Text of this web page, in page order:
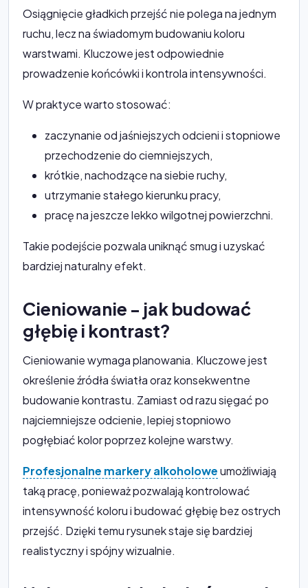
Osiągnięcie gładkich przejść nie polega na jednym
ruchu, lecz na świadomym budowaniu koloru
warstwami. Kluczowe jest odpowiednie
prowadzenie końcówki i kontrola intensywności.
W praktyce warto stosować:
zaczynanie od jaśniejszych odcieni i stopniowe
przechodzenie do ciemniejszych,
krótkie, nachodzące na siebie ruchy,
utrzymanie stałego kierunku pracy,
pracę na jeszcze lekko wilgotnej powierzchni.
Takie podejście pozwala uniknąć smug i uzyskać
bardziej naturalny efekt.
Cieniowanie - jak budować
głębię i kontrast?
Cieniowanie wymaga planowania. Kluczowe jest
określenie źródła światła oraz konsekwentne
budowanie kontrastu. Zamiast od razu sięgać po
najciemniejsze odcienie, lepiej stopniowo
pogłębiać kolor poprzez kolejne warstwy.
Profesjonalne markery alkoholoweumożliwiają
taką pracę, ponieważ pozwalają kontrolować
intensywność koloru i budować głębię bez ostrych
przejść. Dzięki temu rysunek staje się bardziej
realistyczny i spójny wizualnie.